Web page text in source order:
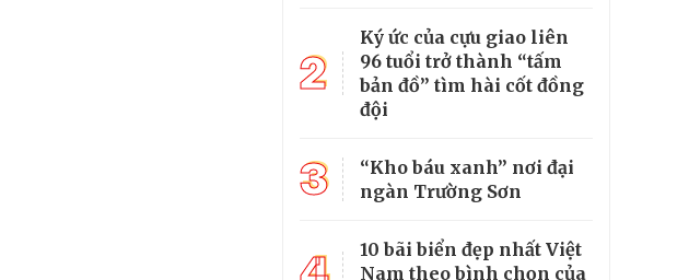
2
Ký ức của cựu giao liên
96 tuổi trở thành “tấm
bản đồ” tìm hài cốt đồng
đội
3
“Kho báu xanh” nơi đại
ngàn Trường Sơn
10 bãi biển đẹp nhất Việt
Nam theo bình chọn của